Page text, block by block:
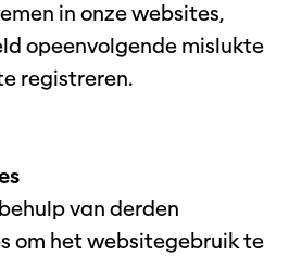
in onze websites,
opeenvolgende mislukte
registreren.
van derden
om het websitegebruik te